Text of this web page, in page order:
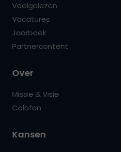
Veelgelezen
Vacatures
Jaarboek
Partnercontent
Over
Missie & Visie
Colofon
Kansen